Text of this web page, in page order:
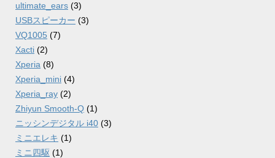
ultimate_ears (3)
USBスピーカー (3)
VQ1005 (7)
Xacti (2)
Xperia (8)
Xperia_mini (4)
Xperia_ray (2)
Zhiyun Smooth-Q (1)
ニッシンデジタル i40 (3)
ミニエレキ (1)
ミニ四駆 (1)